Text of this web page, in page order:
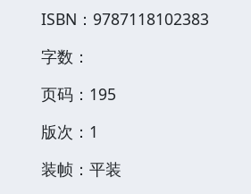
ISBN：9787118102383
字数：
页码：195
版次：1
装帧：平装